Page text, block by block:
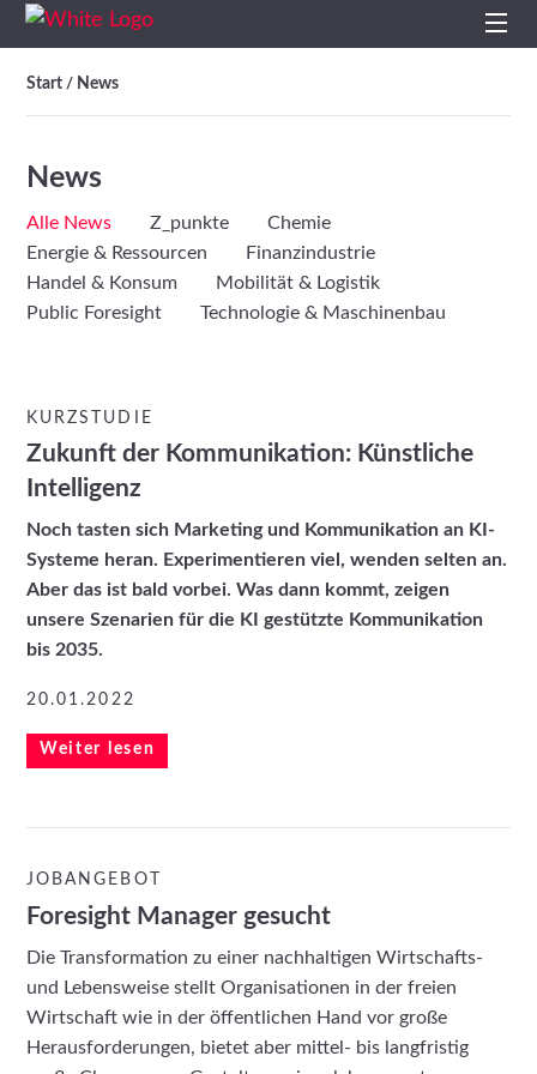
Start
Impulse
Studien
Kontakt
Start / News
News
Alle News Z_punkte
Chemie
Energie & Ressourcen
Finanzindustrie
Handel & Konsum
Mobilität & Logistik
Public Foresight
Technologie & Maschinenbau
KURZSTUDIE
Zukunft der Kommunikation: Künstliche
Intelligenz
Noch tasten sich Marketing und Kommunikation an KI-
Systeme heran. Experimentieren viel, wenden selten an.
Aber das ist bald vorbei. Was dann kommt, zeigen
unsere Szenarien für die KI gestützte Kommunikation
bis 2035.
20.01.2022
Weiter lesen
JOBANGEBOT
Foresight Manager gesucht
Die Transformation zu einer nachhaltigen Wirtschafts-
und Lebensweise stellt Organisationen in der freien
Wirtschaft wie in der öffentlichen Hand vor große
Herausforderungen, bietet aber mittel- bis langfristig